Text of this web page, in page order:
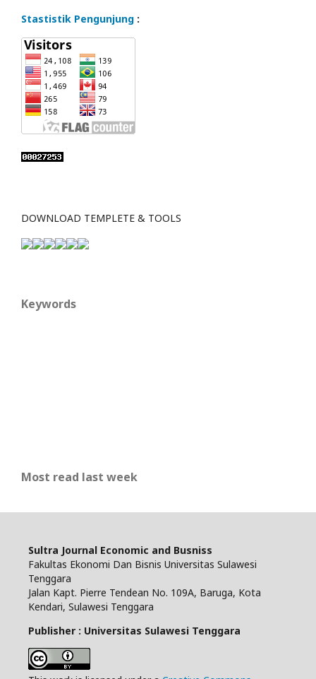
Stastistik Pengunjung :
DOWNLOAD TEMPLETE & TOOLS
Keywords
Most read last week
Sultra Journal Economic and Busniss
Fakultas Ekonomi Dan Bisnis Universitas Sulawesi
Tenggara
Jalan Kapt. Pierre Tendean No. 109A, Baruga, Kota
Kendari, Sulawesi Tenggara
Publisher : Universitas Sulawesi Tenggara